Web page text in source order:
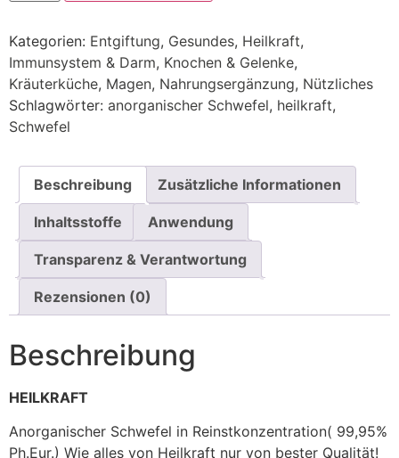
Kategorien: Entgiftung, Gesundes, Heilkraft,
Immunsystem & Darm, Knochen & Gelenke,
Kräuterküche, Magen, Nahrungsergänzung, Nützliches
Schlagwörter: anorganischer Schwefel, heilkraft,
Schwefel
Beschreibung Zusätzliche Informationen
Inhaltsstoffe Anwendung
Transparenz & Verantwortung
Rezensionen (0)
Beschreibung
HEILKRAFT
Anorganischer Schwefel in Reinstkonzentration( 99,95%
Ph.Eur.) Wie alles von Heilkraft nur von bester Qualität!